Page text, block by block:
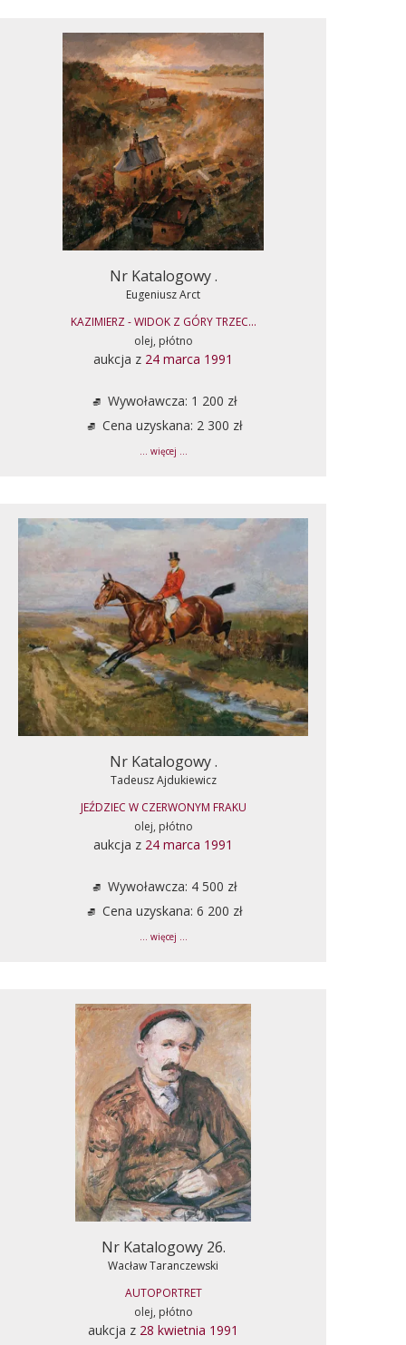
Nr Katalogowy .
Eugeniusz Arct
KAZIMIERZ - WIDOK Z GÓRY TRZEC...
olej, płótno
aukcja z 24 marca 1991
Wywoławcza: 1 200 zł
Cena uzyskana: 2 300 zł
... więcej ...
Nr Katalogowy .
Tadeusz Ajdukiewicz
JEŹDZIEC W CZERWONYM FRAKU
olej, płótno
aukcja z 24 marca 1991
Wywoławcza: 4 500 zł
Cena uzyskana: 6 200 zł
... więcej ...
Nr Katalogowy 26.
Wacław Taranczewski
AUTOPORTRET
olej, płótno
aukcja z 28 kwietnia 1991